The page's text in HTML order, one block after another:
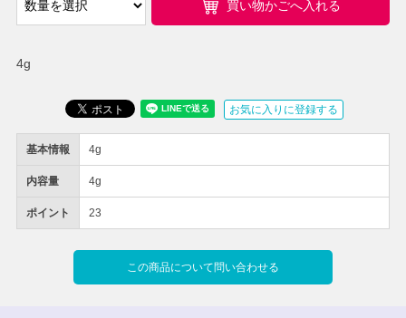
4g
基本情報 4g
内容量 4g
ポイント 23
買い物かごへ入れる
お気に入りに登録する
この商品について問い合わせる